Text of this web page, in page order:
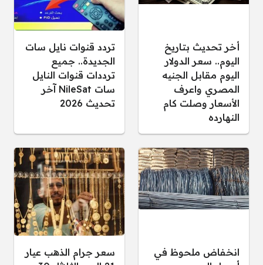
أخر تحديث بتاريخ
اليوم.. سعر الدولار
اليوم مقابل الجنيه
المصري واعرف
الأسعار وصلت كام
النهارده
تردد قنوات نايل سات
الجديدة.. جميع
ترددات قنوات النايل
سات NileSat آخر
تحديث 2026
انخفاض ملحوظ في
سعر جرام الذهب عيار